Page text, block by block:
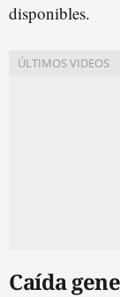
disponibles.
Caída